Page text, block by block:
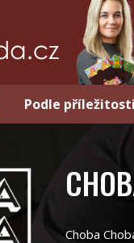
Podle příležitosti
Choba